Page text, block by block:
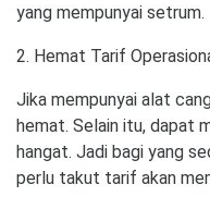
yang mempunyai setrum.
2. Hemat Tarif
Jika mempunyai alat
hemat. Selain itu, dapat
hangat. Jadi bagi yang
perlu takut tarif akan